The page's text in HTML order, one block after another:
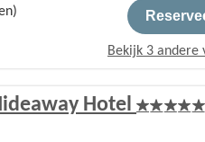
Bekijk 3 andere
Hotel